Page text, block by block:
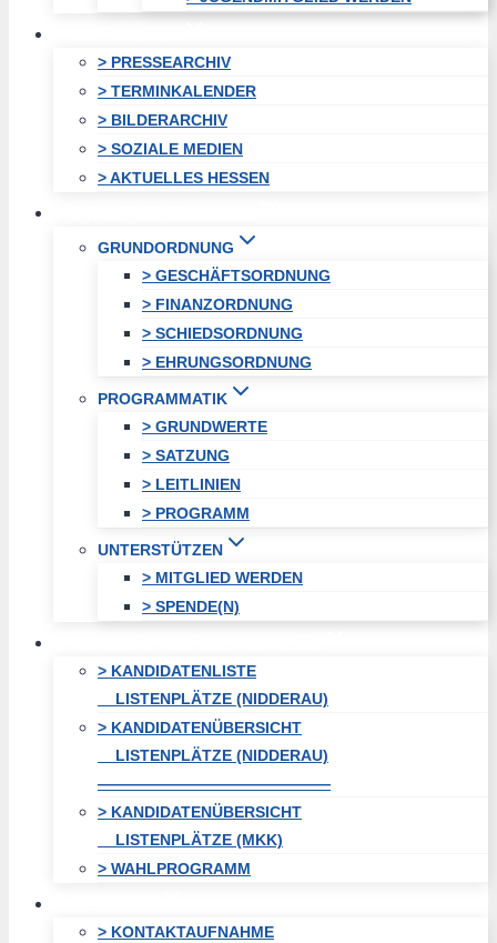
> PRESSEARCHIV
> TERMINKALENDER
> BILDERARCHIV
> SOZIALE MEDIEN
> AKTUELLES HESSEN
GRUNDORDNUNG
> GESCHÄFTSORDNUNG
> FINANZORDNUNG
> SCHIEDSORDNUNG
> EHRUNGSORDNUNG
PROGRAMMATIK
> GRUNDWERTE
> SATZUNG
> LEITLINIEN
> PROGRAMM
UNTERSTÜTZEN
> MITGLIED WERDEN
> SPENDE(N)
> KANDIDATENLISTE
LISTENPLÄTZE (NIDDERAU)
> KANDIDATENÜBERSICHT
LISTENPLÄTZE (NIDDERAU)
———————————————
> KANDIDATENÜBERSICHT
LISTENPLÄTZE (MKK)
> WAHLPROGRAMM
> KONTAKTAUFNAHME